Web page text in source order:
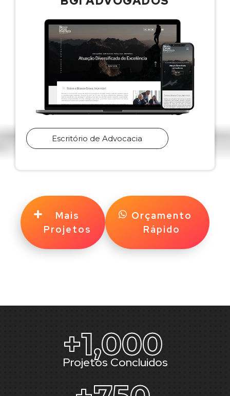
Escritório de Advocacia
Mais
Projetos
Orçamento
Rápido
+1,000
Projetos Concluidos